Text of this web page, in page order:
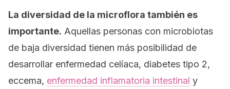
La diversidad de la microflora también es
importante. Aquellas personas con microbiotas
de baja diversidad tienen más posibilidad de
desarrollar enfermedad celíaca, diabetes tipo 2,
eccema, enfermedad inflamatoria intestinal y